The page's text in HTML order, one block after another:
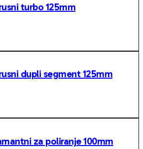
turbo 125mm
dupli segment 125mm
za poliranje 100mm